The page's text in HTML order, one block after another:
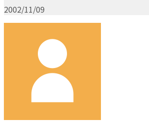
2002/11/09